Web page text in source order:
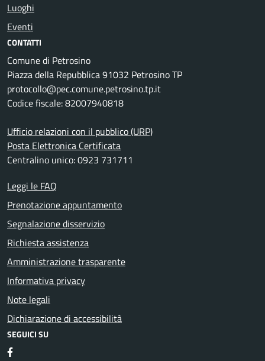
Luoghi
Eventi
CONTATTI
Comune di Petrosino
Piazza della Repubblica 91032 Petrosino TP
protocollo@pec.comune.petrosino.tp.it
Codice fiscale: 82007940818
Ufficio relazioni con il pubblico (URP)
Posta Elettronica Certificata
Centralino unico: 0923 731711
Leggi le FAQ
Prenotazione appuntamento
Segnalazione disservizio
Richiesta assistenza
Amministrazione trasparente
Informativa privacy
Note legali
Dichiarazione di accessibilità
SEGUICI SU
Facebook